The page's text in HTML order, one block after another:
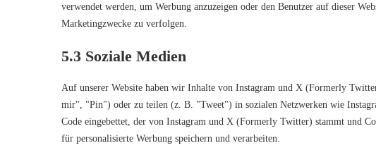
verwendet werden, um Werbung anzuzeigen oder den Benutzer auf dieser
Marketingzwecke zu verfolgen.
5.3 Soziale Medien
Auf unserer Website haben wir Inhalte von Instagram und X (Formerly
mir", "Pin") oder zu teilen (z. B. "Tweet") in sozialen Netzwerken wie
Code eingebettet, der von Instagram und X (Formerly Twitter) stammt und
für personalisierte Werbung speichern und verarbeiten.